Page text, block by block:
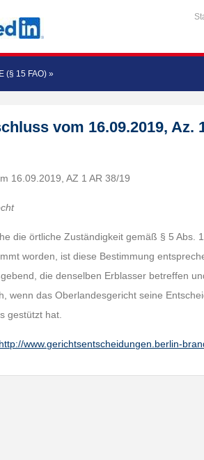
(§ 15 FAO) »
vom 16.09.2019, Az.
16.09.2019, AZ 1 AR 38/19
die örtliche Zuständigkeit gemäß § 5 Abs.
worden, ist diese Bestimmung
die denselben Erblasser betreffen
wenn das Oberlandesgericht seine
gestützt hat.
http://www.gerichtsentscheidungen.berlin-